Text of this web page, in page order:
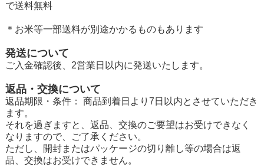
で送料無料
＊お米等一部送料が別途かかるものもあります
発送について
ご入金確認後、2営業日以内に発送いたします。
返品・交換について
返品期限・条件： 商品到着日より7日以内とさせていただき
ます。
それを過ぎますと、返品、交換のご要望はお受けできなく
なりますので、ご了承ください。
ただし、開封またはパッケージの切り離し等の場合は返
品、交換はお受けできません。